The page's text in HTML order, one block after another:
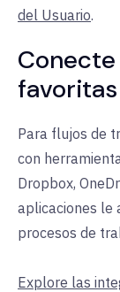
del Usuario.
favoritas
Para flujos de
con
Dropbox,
aplicaciones le
procesos de
Explore las